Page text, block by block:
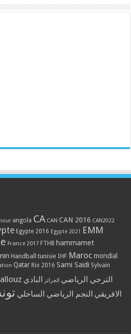
angola CA CAN CAN 2016 CAN2022
Egypte 2016 Egypte 2021 EMM
France 2017 FTHB hammamet
Handball tunisie IHF Maroc mondial
Qatar Rio 2016 Sami Saidi Sylvain
الترجي الرياضي الجزائر النادي
الافريقي النجم الرياضي الساحلي